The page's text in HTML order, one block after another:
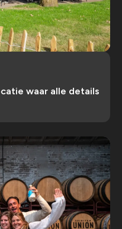
waar alle details